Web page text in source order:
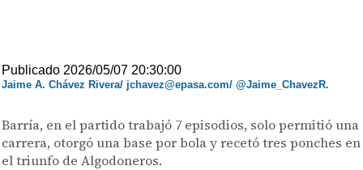
Publicado 2026/05/07 20:30:00
Jaime A. Chávez Rivera/ jchavez@epasa.com/ @Jaime_ChavezR.
Barría, en el partido trabajó 7 episodios, solo permitió una
carrera, otorgó una base por bola y recetó tres ponches en
el triunfo de Algodoneros.